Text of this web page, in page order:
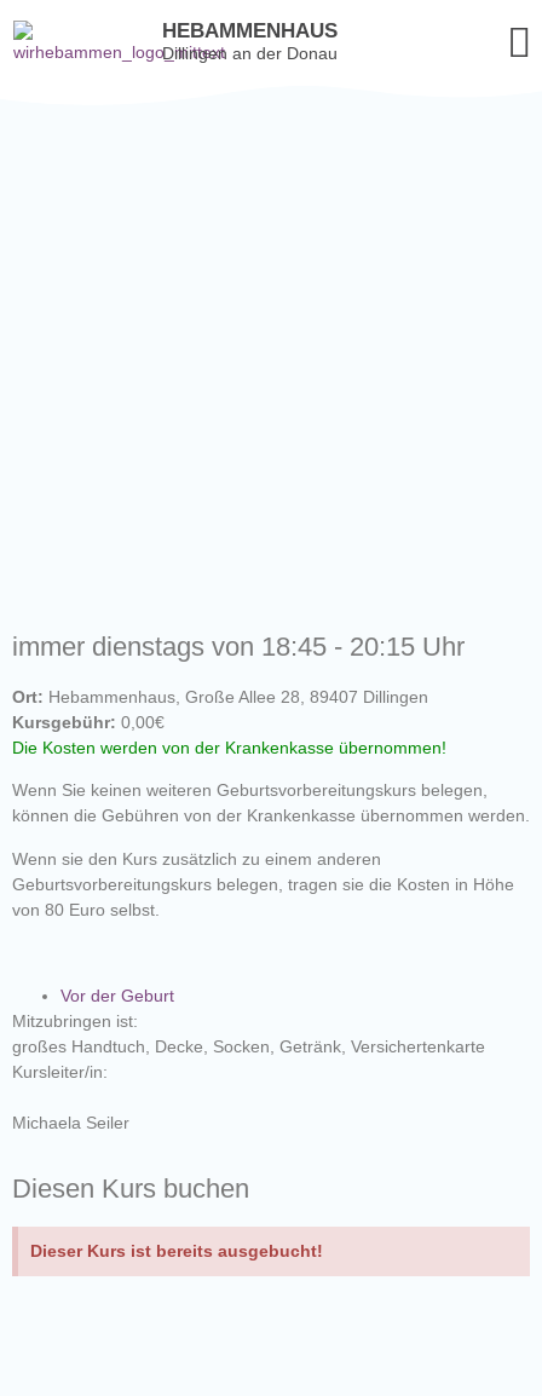
HEBAMMENHAUS
Dillingen an der Donau
immer dienstags von 18:45 - 20:15 Uhr
Ort: Hebammenhaus, Große Allee 28, 89407 Dillingen
Kursgebühr: 0,00€
Die Kosten werden von der Krankenkasse übernommen!
Wenn Sie keinen weiteren Geburtsvorbereitungskurs belegen,
können die Gebühren von der Krankenkasse übernommen werden.
Wenn sie den Kurs zusätzlich zu einem anderen
Geburtsvorbereitungskurs belegen, tragen sie die Kosten in Höhe
von 80 Euro selbst.
Vor der Geburt
Mitzubringen ist:
großes Handtuch, Decke, Socken, Getränk, Versichertenkarte
Kursleiter/in:
Michaela Seiler
Diesen Kurs buchen
Dieser Kurs ist bereits ausgebucht!